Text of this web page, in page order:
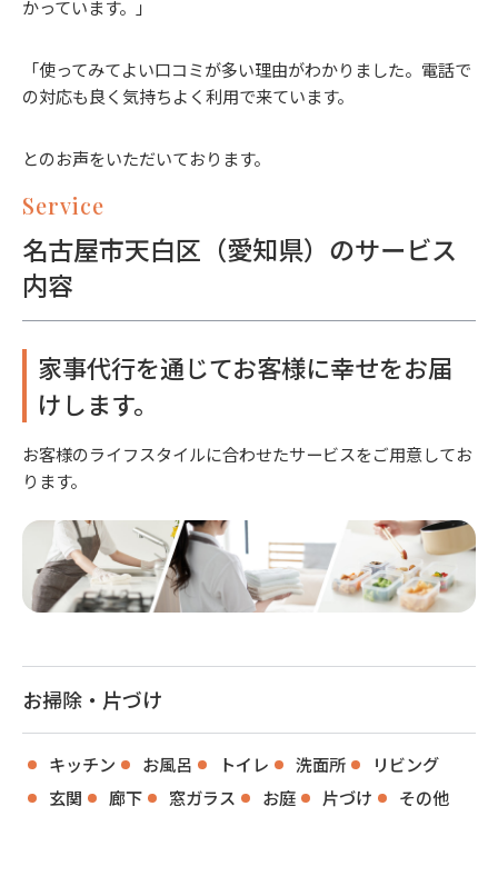
かっています。」
「使ってみてよい口コミが多い理由がわかりました。電話で
の対応も良く気持ちよく利用で来ています。
とのお声をいただいております。
Service
名古屋市天白区（愛知県）のサービス
内容
家事代行を通じてお客様に幸せをお届
けします。
お客様のライフスタイルに合わせたサービスをご用意してお
ります。
お掃除・片づけ
キッチン お風呂 トイレ 洗面所
リビング
玄関
廊下 窓ガラス お庭 片づけ その他